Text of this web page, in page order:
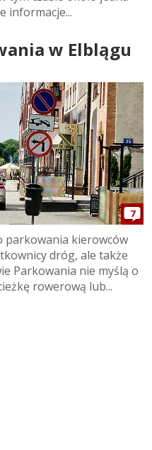
informacje...
w Elblągu
7
parkowania kierowców
dróg, ale także
Parkowania nie myślą o
rowerową lub...